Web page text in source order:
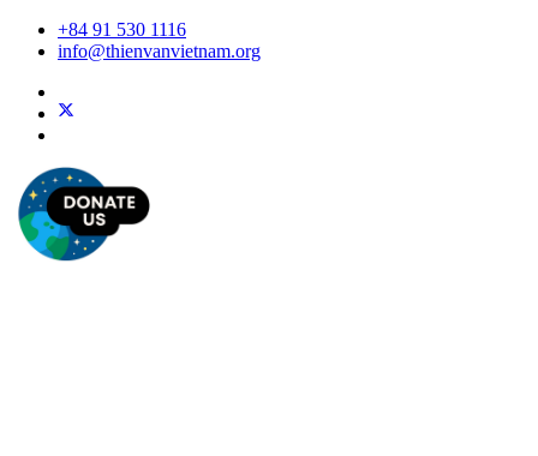
+84 91 530 1116
info@thienvanvietnam.org